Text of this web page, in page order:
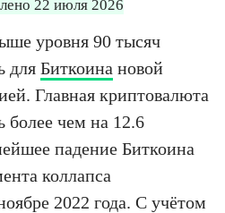
22 июля 2026
уровня 90 тысяч
для Биткоина новой
Главная криптовалюта
более чем на 12.6
падение Биткоина
коллапса
2022 года. С учётом